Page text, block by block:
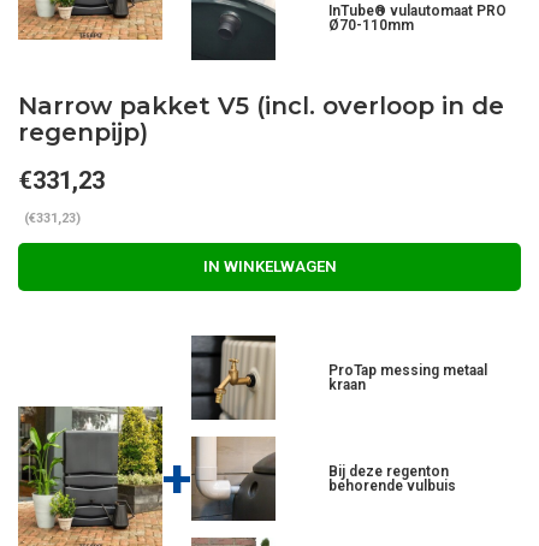
InTube® vulautomaat PRO
Ø70-110mm
Narrow pakket V5 (incl. overloop in de
regenpijp)
€331,23
(€331,23)
IN WINKELWAGEN
+
ProTap messing metaal
kraan
Bij deze regenton
behorende vulbuis